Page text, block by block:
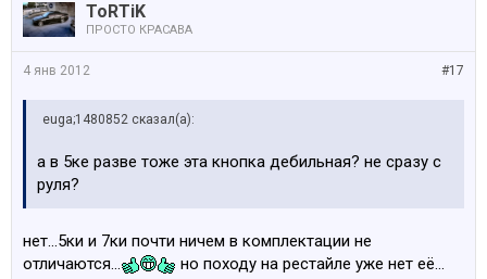
ToRTiK
ПРОСТО КРАСАВА
#17
4 янв 2012
euga;1480852 сказал(а):
а в 5ке разве тоже эта кнопка дебильная? не сразу с
руля?
нет...5ки и 7ки почти ничем в комплектации не
отличаются...
но походу на рестайле уже нет её...